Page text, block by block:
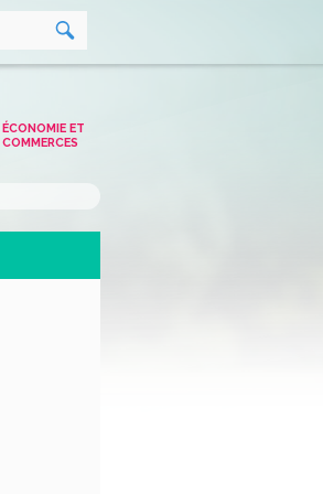
ÉCONOMIE ET
COMMERCES